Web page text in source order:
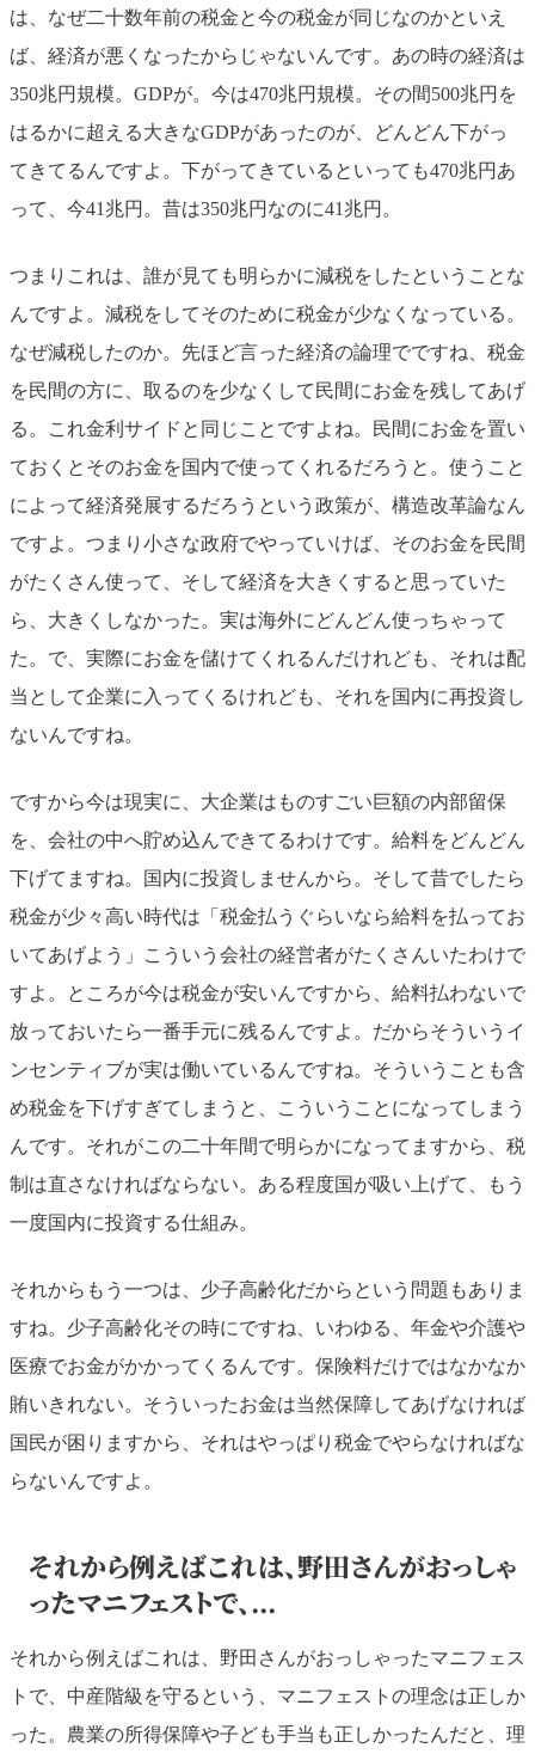
は、なぜ二十数年前の税金と今の税金が同じなのかといえ
ば、経済が悪くなったからじゃないんです。あの時の経済は
350兆円規模。GDPが。今は470兆円規模。その間500兆円を
はるかに超える大きなGDPがあったのが、どんどん下がっ
てきてるんですよ。下がってきているといっても470兆円あ
って、今41兆円。昔は350兆円なのに41兆円。
つまりこれは、誰が見ても明らかに減税をしたということな
んですよ。減税をしてそのために税金が少なくなっている。
なぜ減税したのか。先ほど言った経済の論理でですね、税金
を民間の方に、取るのを少なくして民間にお金を残してあげ
る。これ金利サイドと同じことですよね。民間にお金を置い
ておくとそのお金を国内で使ってくれるだろうと。使うこと
によって経済発展するだろうという政策が、構造改革論なん
ですよ。つまり小さな政府でやっていけば、そのお金を民間
がたくさん使って、そして経済を大きくすると思っていた
ら、大きくしなかった。実は海外にどんどん使っちゃって
た。で、実際にお金を儲けてくれるんだけれども、それは配
当として企業に入ってくるけれども、それを国内に再投資し
ないんですね。
ですから今は現実に、大企業はものすごい巨額の内部留保
を、会社の中へ貯め込んできてるわけです。給料をどんどん
下げてますね。国内に投資しませんから。そして昔でしたら
税金が少々高い時代は「税金払うぐらいなら給料を払ってお
いてあげよう」こういう会社の経営者がたくさんいたわけで
すよ。ところが今は税金が安いんですから、給料払わないで
放っておいたら一番手元に残るんですよ。だからそういうイ
ンセンティブが実は働いているんですね。そういうことも含
め税金を下げすぎてしまうと、こういうことになってしまう
んです。それがこの二十年間で明らかになってますから、税
制は直さなければならない。ある程度国が吸い上げて、もう
一度国内に投資する仕組み。
それからもう一つは、少子高齢化だからという問題もありま
すね。少子高齢化その時にですね、いわゆる、年金や介護や
医療でお金がかかってくるんです。保険料だけではなかなか
賄いきれない。そういったお金は当然保障してあげなければ
国民が困りますから、それはやっぱり税金でやらなければな
らないんですよ。
それから例えばこれは、野田さんがおっしゃ
ったマニフェストで、...
それから例えばこれは、野田さんがおっしゃったマニフェス
トで、中産階級を守るという、マニフェストの理念は正しか
った。農業の所得保障や子ども手当も正しかったんだと、理